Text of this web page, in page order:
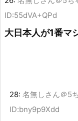
ID:55dVA+QPd
大日本人が1番マ
28: 名無しさん＠5
ID:bny9p9Xdd